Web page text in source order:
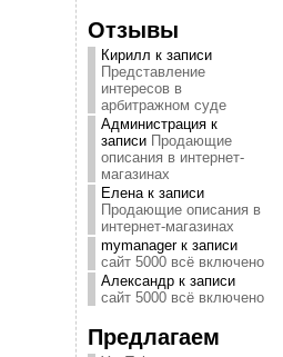
Отзывы
Кирилл к записи
Представление
интересов в
арбитражном суде
Администрацияк
записи Продающие
описания в интернет-
магазинах
Еленак записи
Продающие описания в
интернет-магазинах
mymanagerк записи
сайт 5000 всё включено
Александрк записи
сайт 5000 всё включено
Предлагаем